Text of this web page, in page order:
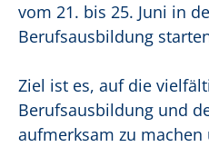
vom 21. bis 25. Juni in
Berufsausbildung
Ziel ist es, auf die
Berufsausbildung und
aufmerksam zu